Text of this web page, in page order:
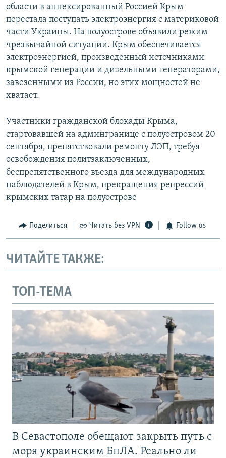
области в аннексированный Россией Крым
перестала поступать электроэнергия с материковой
части Украины. На полуострове объявили режим
чрезвычайной ситуации. Крым обеспечивается
электроэнергией, произведенный источниками
крымской генерации и дизельными генераторами,
завезенными из России, но этих мощностей не
хватает.
Участники гражданской блокады Крыма,
стартовавшей на админгранице с полуостровом 20
сентября, препятствовали ремонту ЛЭП, требуя
освобождения политзаключенных,
беспрепятственного въезда для международных
наблюдателей в Крым, прекращения репрессий
крымских татар на полуострове
Поделиться Читать без VPN Follow us
ЧИТАЙТЕ ТАКЖЕ:
ТОП-ТЕМА
В Севастополе обещают закрыть путь с
моря украинским БпЛА. Реально ли